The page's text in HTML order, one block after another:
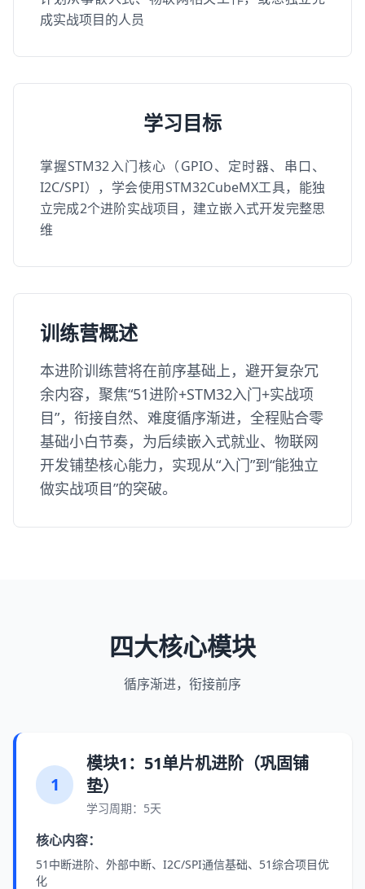
成实战项目的人员
学习目标
掌握STM32入门核心（GPIO、定时器、串口、
I2C/SPI），学会使用STM32CubeMX工具，能独
立完成2个进阶实战项目，建立嵌入式开发完整思
维
训练营概述
本进阶训练营将在前序基础上，避开复杂冗
余内容，聚焦“51进阶+STM32入门+实战项
目”，衔接自然、难度循序渐进，全程贴合零
基础小白节奏，为后续嵌入式就业、物联网
开发铺垫核心能力，实现从“入门”到“能独立
做实战项目”的突破。
四大核心模块
循序渐进，衔接前序
1
模块1：51单片机进阶（巩固铺
垫）
学习周期：5天
核心内容：
51中断进阶、外部中断、I2C/SPI通信基础、51综合项目优
化